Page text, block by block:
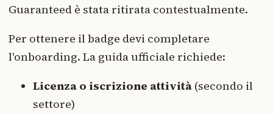
Guaranteed è stata ritirata contestualmente.
Per ottenere il badge devi completare
l'onboarding. La guida ufficiale richiede:
Licenza o iscrizione attività (secondo il
settore)